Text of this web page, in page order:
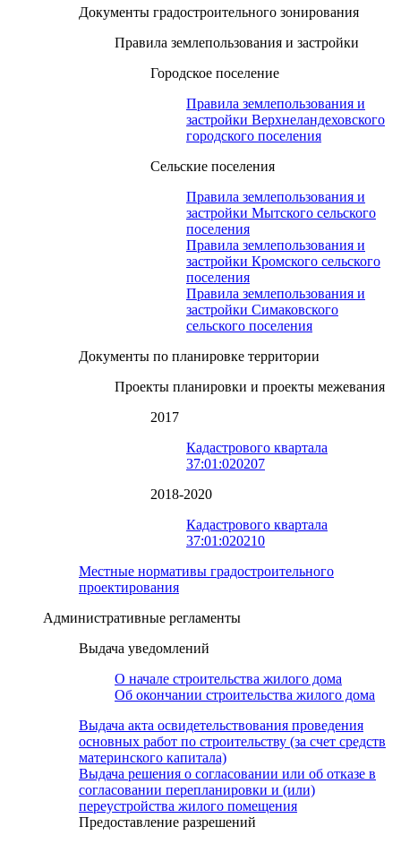
Документы градостроительного зонирования
Правила землепользования и застройки
Городское поселение
Правила землепользования и
застройки Верхнеландеховского
городского поселения
Сельские поселения
Правила землепользования и
застройки Мытского сельского
поселения
Правила землепользования и
застройки Кромского сельского
поселения
Правила землепользования и
застройки Симаковского
сельского поселения
Документы по планировке территории
Проекты планировки и проекты межевания
2017
Кадастрового квартала
37:01:020207
2018-2020
Кадастрового квартала
37:01:020210
Местные нормативы градостроительного
проектирования
Административные регламенты
Выдача уведомлений
О начале строительства жилого дома
Об окончании строительства жилого дома
Выдача акта освидетельствования проведения
основных работ по строительству (за счет средств
материнского капитала)
Выдача решения о согласовании или об отказе в
согласовании перепланировки и (или)
переустройства жилого помещения
Предоставление разрешений